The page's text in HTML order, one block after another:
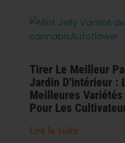
Tirer Le Meilleur
Jardin D'intérieur :
Meilleures Variétés
Pour Les
Lire la suite